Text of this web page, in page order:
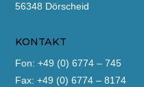
56348 Dörscheid
KONTAKT
Fon: +49 (0) 6774 – 745
Fax: +49 (0) 6774 – 8174